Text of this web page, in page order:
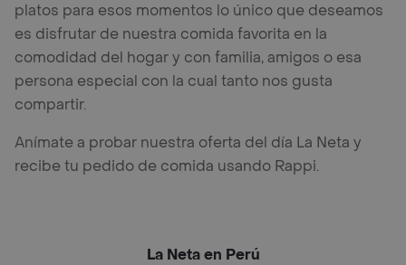
platos para esos momentos lo único que deseamos
es disfrutar de nuestra comida favorita en la
comodidad del hogar y con familia, amigos o esa
persona especial con la cual tanto nos gusta
compartir.
Anímate a probar nuestra oferta del día La Neta y
recibe tu pedido de comida usando Rappi.
La Neta en Perú